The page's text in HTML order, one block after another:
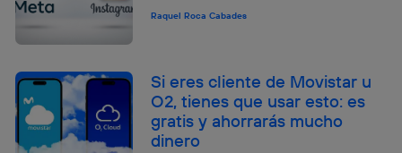
Raquel Roca Cabades
Si eres cliente de Movistar u
O2, tienes que usar esto: es
gratis y ahorrarás mucho
dinero